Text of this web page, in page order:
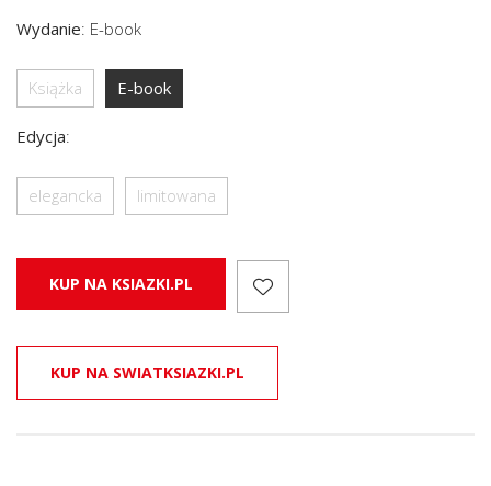
Wydanie: E-book
Książka E-book
Edycja:
elegancka limitowana
KUP NA KSIAZKI.PL
KUP NA SWIATKSIAZKI.PL